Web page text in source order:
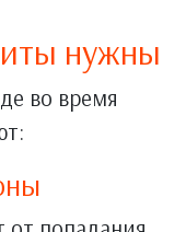
нужны
во время